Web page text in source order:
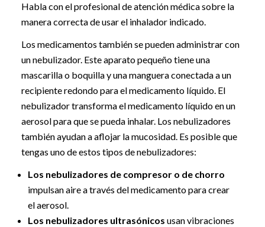
Habla con el profesional de atención médica sobre la
manera correcta de usar el inhalador indicado.
Los medicamentos también se pueden administrar con
un nebulizador. Este aparato pequeño tiene una
mascarilla o boquilla y una manguera conectada a un
recipiente redondo para el medicamento líquido. El
nebulizador transforma el medicamento líquido en un
aerosol para que se pueda inhalar. Los nebulizadores
también ayudan a aflojar la mucosidad. Es posible que
tengas uno de estos tipos de nebulizadores:
Los nebulizadores de compresor o de chorro
impulsan aire a través del medicamento para crear
el aerosol.
Los nebulizadores ultrasónicos usan vibraciones